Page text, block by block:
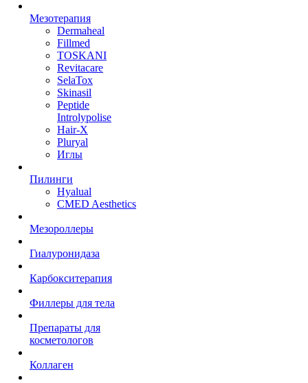
Мезотерапия
Dermaheal
Fillmed
TOSKANI
Revitacare
SelaTox
Skinasil
Peptide
Introlypolise
Hair-X
Pluryal
Иглы
Пилинги
Hyalual
CMED Aesthetics
Мезороллеры
Гиалуронидаза
Карбокситерапия
Филлеры для тела
Препараты для
косметологов
Коллаген